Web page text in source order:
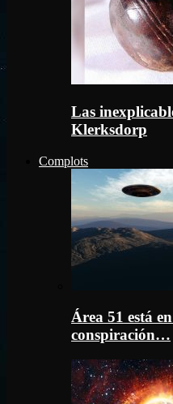
Las
Klerksdorp
Complots
Área 51 está
conspiración…